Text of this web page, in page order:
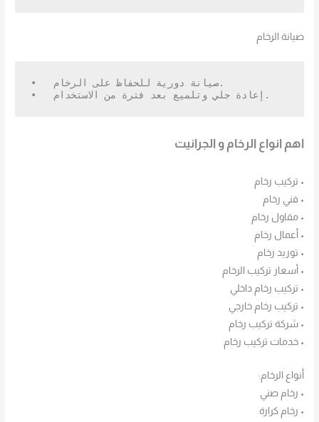
صيانة الرخام
•   صيانة دورية للحفاظ على الرخام.
•   إعادة جلي وتلميع بعد فترة من الاستخدام.
اهم انواع الرخام و الجرانيت
• تركيب رخام
• فني رخام
• مقاول رخام
• أعمال رخام
• توريد رخام
• أسعار تركيب الرخام
• تركيب رخام داخلي
• تركيب رخام خارجي
• شركة تركيب رخام
• خدمات تركيب رخام
أنواع الرخام:
• رخام صني
• رخام كرارة